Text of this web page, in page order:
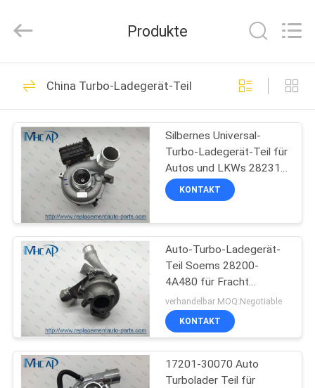
HEIM
PRODUKTE
ÜBER
UNS
FABRIK-
AUSFLUG
QUALITÄTSKONTROLLE
KONTAKTIERE
UNS
Parts
Limited.
Reserved.
Selbstsauerstoff-
Sensor
108
Automatisch
versenkbares
Fenster-
Selbstschalter
72
Produkte
China Turbo-Ladegerät-Teil
Silbernes Universal-
Turbo-Ladegerät-Teil für
Autos und LKWs 28231-
2F100KONTAKT
Auto-Turbo-Ladegerät-
Teil Soems 28200-
4A480 für Fracht
HYUNDAIS H-1
verhandelbar MOQ:Negotiable
KONTAKT
17201-30070 Auto
Turbolader Teil für